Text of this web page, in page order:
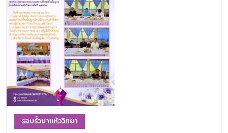
รอบรั้วนาแห้ววิทยา